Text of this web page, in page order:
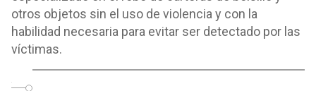
otros objetos sin el uso de violencia y con la
habilidad necesaria para evitar ser detectado por las
víctimas.